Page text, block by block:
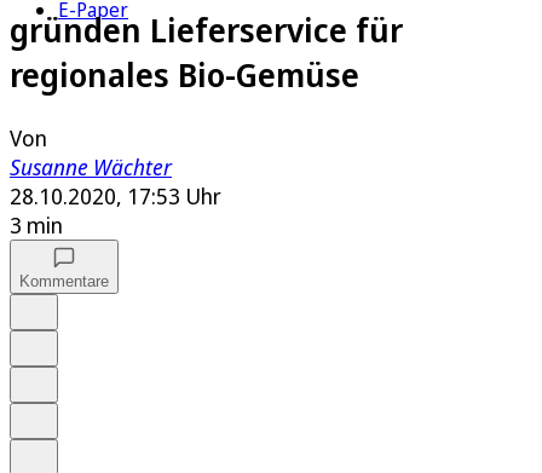
E-Paper
gründen Lieferservice für
regionales Bio-Gemüse
Von
Susanne Wächter
28.10.2020, 17:53 Uhr
3 min
Kommentare